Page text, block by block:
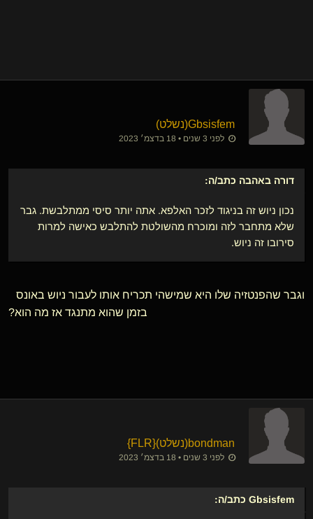
Gbsisfem​(נשלט)
לפני 3 שנים • 18 בדצמ׳ 2023
דורה באהבה כתב/ה:
נכון ניוש זה בניגוד לזכר האלפא. אתה יותר סיסי ממתלבשת. גבר
שלא מתחבר לזה ומוכרח מהשולטת להתלבש כאישה למרות
סירובו זה ניוש.
וגבר שהפנטזיה שלו היא שמישהי תכריח אותו לעבור ניוש באונס
בזמן שהוא מתנגד אז מה הוא?
bondman​(נשלט) ​{
FLR
}
לפני 3 שנים • 18 בדצמ׳ 2023
Gbsisfem כתב/ה: